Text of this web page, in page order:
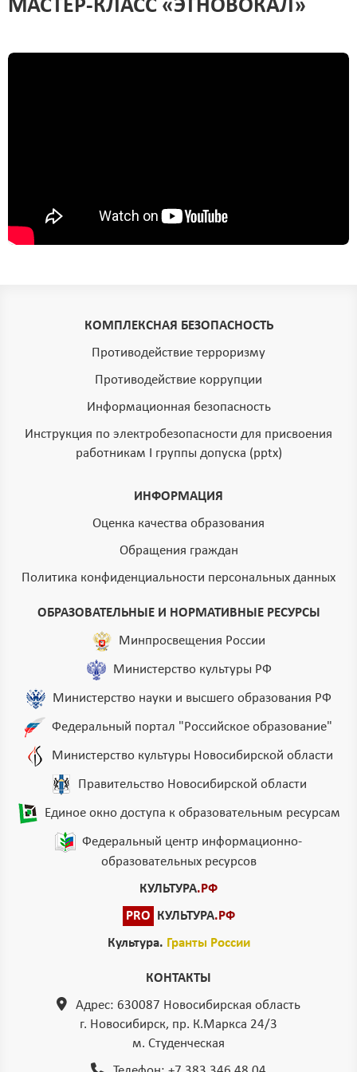
МАСТЕР-КЛАСС «ЭТНОВОКАЛ»
КОМПЛЕКСНАЯ БЕЗОПАСНОСТЬ
Противодействие терроризму
Противодействие коррупции
Информационная безопасность
Инструкция по электробезопасности для присвоения
работникам I группы допуска (pptx)
ИНФОРМАЦИЯ
Оценка качества образования
Обращения граждан
Политика конфиденциальности персональных данных
ОБРАЗОВАТЕЛЬНЫЕ И НОРМАТИВНЫЕ РЕСУРСЫ
Минпросвещения России
Министерство культуры РФ
Министерство науки и высшего образования РФ
Федеральный портал "Российское образование"
Министерство культуры Новосибирской области
Правительство Новосибирской области
Единое окно доступа к образовательным ресурсам
Федеральный центр информационно-
образовательных ресурсов
КУЛЬТУРА.РФ
PRO
КУЛЬТУРА.РФ
Культура. Гранты России
КОНТАКТЫ
Адрес: 630087 Новосибирская область
г. Новосибирск, пр. К.Маркса 24/3
м. Студенческая